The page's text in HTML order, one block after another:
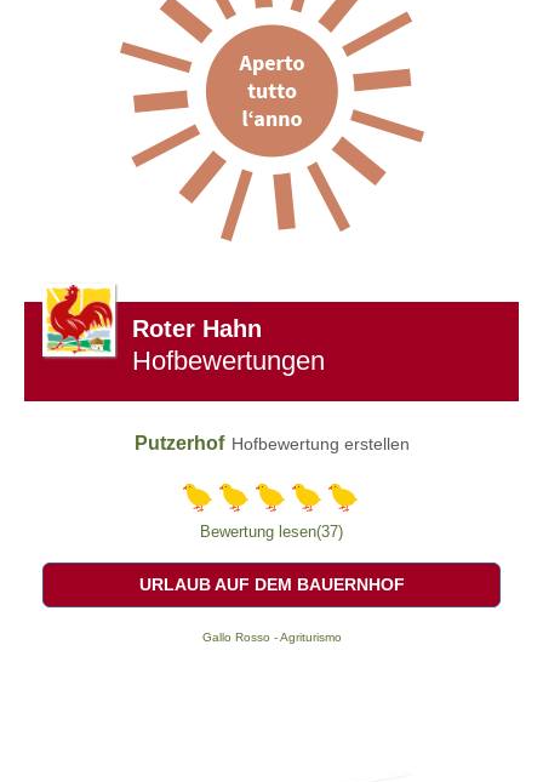
Roter Hahn
Hofbewertungen
Putzerhof Hofbewertung erstellen
Bewertung lesen(37)
URLAUB AUF DEM BAUERNHOF
Gallo Rosso - Agriturismo